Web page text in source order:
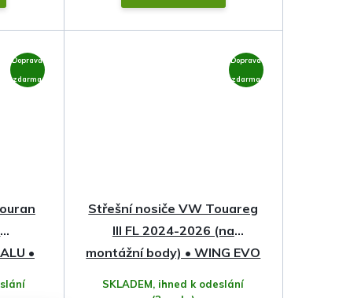
Doprava
zdarma
•
Doprava
zdarma
Střešní nosiče VW Touareg
III FL 2024-2026 (na
montážní body) • WING EVO
SKLADEM, ihned k odeslání